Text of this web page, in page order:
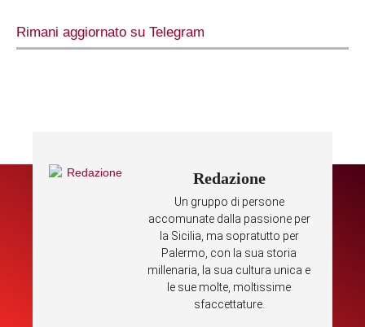
Rimani aggiornato su Telegram
Redazione
Un gruppo di persone
accomunate dalla passione per
la Sicilia, ma sopratutto per
Palermo, con la sua storia
millenaria, la sua cultura unica e
le sue molte, moltissime
sfaccettature.